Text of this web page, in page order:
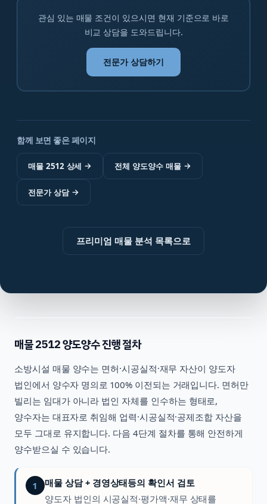
관심 있는 매물 조건이 있으시면 현재 기준으로 바로
비교 상담을 도와드립니다.
전문가 상담하기
함께 보면 좋은 페이지
매물 2512 상세 → 전체 양도양수 매물→
전문가 상담→
프리미엄 매물 분석 목록으로
매물2512양도양수 진행 절차
소방시설 매물 양수는 면허·시공실적·재무 자산이 양도자
법인에서 양수자 명의로 100% 이전되는 거래입니다. 면허만
빌리는 임대가 아니라 법인 자체를 인수하는 형태로,
양수자는 대표자로 취임해 업력·시공실적·공제조합 자산을
모두 그대로 유지합니다. 다음 4단계 절차를 통해 안전하게
양수받으실 수 있습니다.
1
매물 상담 + 경영상태등의 확인서 검토
양도자 법인의 시공실적·평가액·재무 상태를